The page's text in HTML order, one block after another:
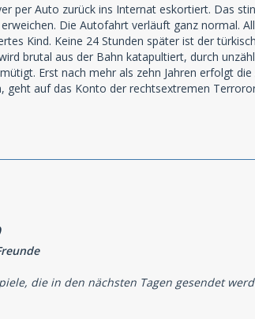
per Auto zurück ins Internat eskortiert. Das
Die Autofahrt verläuft ganz normal.
Kind. Keine 24 Stunden später ist der
brutal aus der Bahn katapultiert, durch
Erst nach mehr als zehn Jahren erfolgt die
auf das Konto der rechtsextremen
die in den nächsten Tagen gesendet